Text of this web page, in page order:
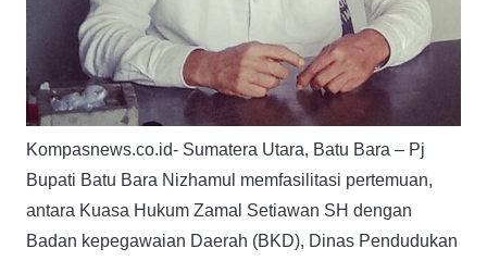
Kompasnews.co.id- Sumatera Utara, Batu Bara – Pj
Bupati Batu Bara Nizhamul memfasilitasi pertemuan,
antara Kuasa Hukum Zamal Setiawan SH dengan
Badan kepegawaian Daerah (BKD), Dinas Pendudukan